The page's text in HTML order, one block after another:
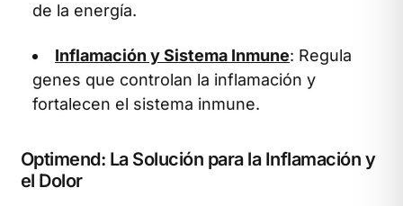
de la energía.
Inflamación y Sistema Inmune: Regula
genes que controlan la inflamación y
fortalecen el sistema inmune.
Optimend: La Solución para la Inflamación y
el Dolor